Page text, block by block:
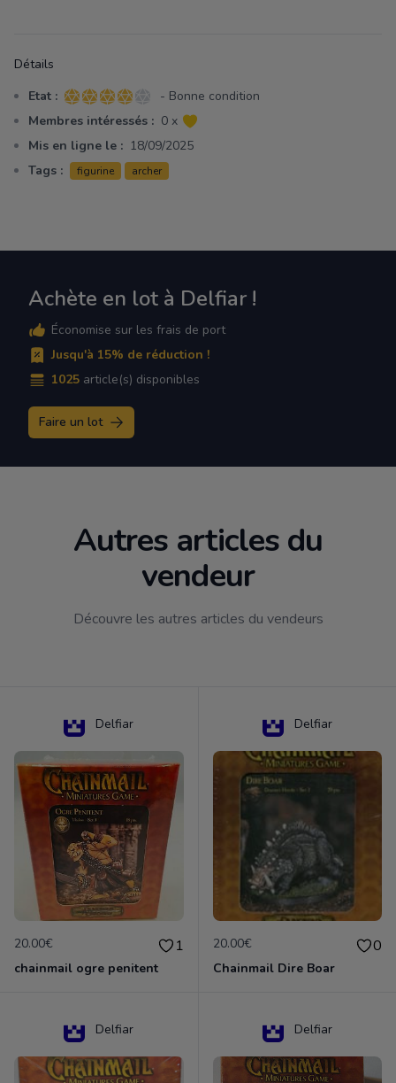
Détails
Etat : 4 sur 5 étoiles
- Bonne condition
Membres intéressés : 0 x
Mis en ligne le : 18/09/2025
Tags :
figurine archer
Achète en lot à Delfiar !
Économise sur les frais de port
Jusqu'à 15% de réduction !
1025 article(s) disponibles
Faire un lot
Autres articles du
vendeur
Découvre les autres articles du vendeurs
Delfiar
20.00€ 1
chainmail ogre penitent
Delfiar
20.00€ 0
Chainmail Dire Boar
Delfiar Delfiar